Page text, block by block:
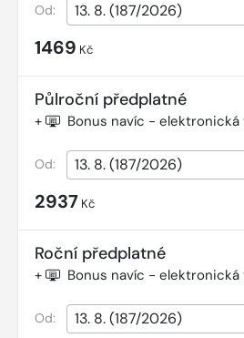
Od:
1469 Kč
Půlroční předplatné
+ Bonus navíc - elektronická
Od:
2937 Kč
Roční předplatné
+ Bonus navíc - elektronická
Od: